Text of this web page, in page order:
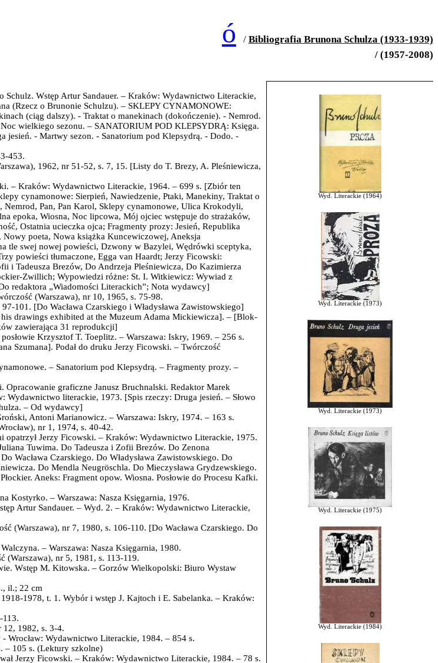
ó / Bibliografia Brunona Schulza (1933-1939)
/ (1957-2008)
Schulz.Wstęp Artur Sandauer. – Kraków: Wydawnictwo Literackie,
(Rzecz o Brunonie Schulzu). – SKLEPY CYNAMONOWE:
(ciąg dalszy). - Traktat o manekinach (dokończenie). - Nemrod.
wielkiego sezonu. – SANATORIUM POD KLEPSYDRĄ: Księga.
jesień. - Martwy sezon. - Sanatorium pod Klepsydrą. - Dodo. -
453.
1962, nr 51-52, s. 7, 15. [Listy do T. Brezy, A. Pleśniewicza,
. –Kraków: Wydawnictwo Literackie, 1964. – 699 s. [Zbiór ten
cynamonowe: Sierpień, Nawiedzenie, Ptaki, Manekiny, Traktat o
Pan, Pan Karol, Sklepy cynamonowe, Ulica Krokodyli,
epoka, Wiosna, Noc lipcowa, Mój ojciec wstępuje do strażaków,
Ostatnia ucieczka ojca; Fragmenty prozy: Jesień, Republika
poeta, Nowa książka Kuncewiczowej, Aneksja
tle swej nowej powieści, Dzwony w Bazylei, Wędrówki sceptyka,
powieści tłumaczone, Egga van Haardt; Jerzy Ficowski:
i Tadeusza Brezów, Do Andrzeja Pleśniewicza, Do Kazimierza
Zwillich; Wypowiedzi różne: St. I. Witkiewicz: Wywiad z
redaktora „Wiadomości Literackich”; Nota wydawcy]
(Warszawa), nr 10, 1965, s. 75-98.
101. [Do Wacława Czarskiego i Władysława Zawistowskiego]
drawings exhibited at the Muzeum Adama Mickiewicza]. – [Blok-
zawierająca 31 reprodukcji]
Krzysztof T. Toeplitz. – Warszawa: Iskry, 1969. – 256 s.
Szumana]. Podał do druku Jerzy Ficowski. – Twórczość
– Sanatorium pod Klepsydrą. – Fragmenty prozy. –
. Opracowanie graficzne Janusz Bruchnalski. Redaktor Marek
Wydawnictwo literackie, 1973. [Spis rzeczy: Druga jesień. – Słowo
– Od wydawcy]
Antoni Marianowicz. – Warszawa: Iskry, 1974. – 163 s.
nr 1, 1974, s. 40-42.
opatrzył Jerzy Ficowski. – Kraków: Wydawnictwo Literackie, 1975.
Tuwima. Do Tadeusza i Zofii Brezów. Do Zenona
Wacława Czarskiego. Do Władysława Zawistowskiego. Do
Do Mendla Neugröschla. Do Mieczysława Grydzewskiego.
Aneks: Fragment opow. Wiosna. Posłowie do Procesu Kafki.
Kostyrko. – Warszawa: Nasza Księgarnia, 1976.
Artur Sandauer. – Wyd. 2. – Kraków: Wydawnictwo Literackie,
(Warszawa), nr 7, 1980, s. 106-110. [Do Wacława Czarskiego. Do
– Warszawa: Nasza Księgarnia, 1980.
(Warszawa), nr 5, 1981, s. 113-119.
Wstęp M. Kitowska. – Gorzów Wielkopolski: Biuro Wystaw
il.; 22 cm
1918-1978, t. 1. Wybór i wstęp J. Kajtoch i E. Sabelanka. – Kraków:
113.
12, 1982, s. 3-4.
Wrocław: Wydawnictwo Literackie, 1984. – 854 s.
– 105 s. (Lektury szkolne)
Jerzy Ficowski. – Kraków: Wydawnictwo Literackie, 1984. – 78 s.
Wyd. Literackie (1964)
Wyd. Literackie (1973)
Wyd. Literackie (1973)
Wyd. Literackie (1975)
Wyd. Literackie (1984)